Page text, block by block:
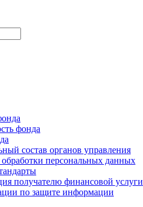
фонда
состав органов управления
персональных данных
получателю финансовой услуги
по защите информации